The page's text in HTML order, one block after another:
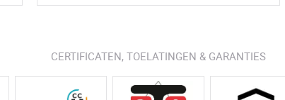
CERTIFICATEN, TOELATINGEN & GARANTIES